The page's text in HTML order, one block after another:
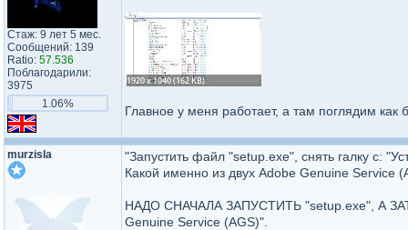
Стаж: 9 лет 5 мес.
Сообщений: 139
Ratio: 57.536
Поблагодарили:
3975
1.06%
Главное у меня работает, а там поглядим как
murzisla
"Запустить файл "setup.exe", снять галку с:
Какой именно из двух Adobe Genuine Service
НАДО СНАЧАЛА ЗАПУСТИТЬ "setup.exe", А
Genuine Service (AGS)".